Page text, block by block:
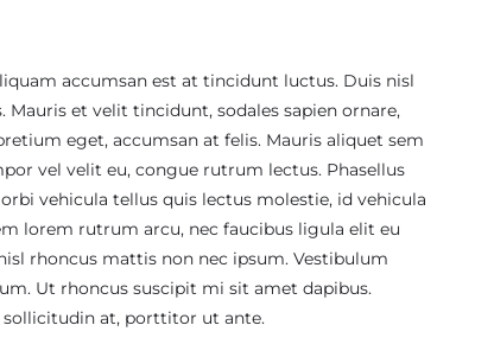
accumsan est at tincidunt luctus. Duis nisl
et velit tincidunt, sodales sapien ornare,
eget, accumsan at felis. Mauris aliquet sem
vel velit eu, congue rutrum lectus. Phasellus
vehicula tellus quis lectus molestie, id vehicula
lorem rutrum arcu, nec faucibus ligula elit eu
rhoncus mattis non nec ipsum. Vestibulum
Ut rhoncus suscipit mi sit amet dapibus.
sollicitudin at, porttitor ut ante.